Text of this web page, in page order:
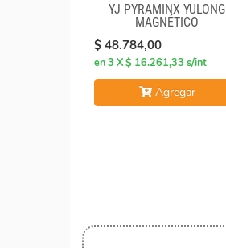
YJ PYRAMINX YULONG
MAGNÉTICO
$ 48.784,00
en 3 X $ 16.261,33 s/int
Agregar